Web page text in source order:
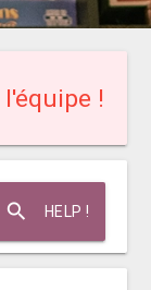
!
search HELP !